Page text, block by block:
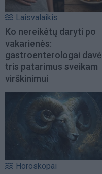
Laisvalaikis
Ko nereikėtų daryti po
vakarienės:
gastroenterologai davė
tris patarimus sveikam
virškinimui
Horoskopai